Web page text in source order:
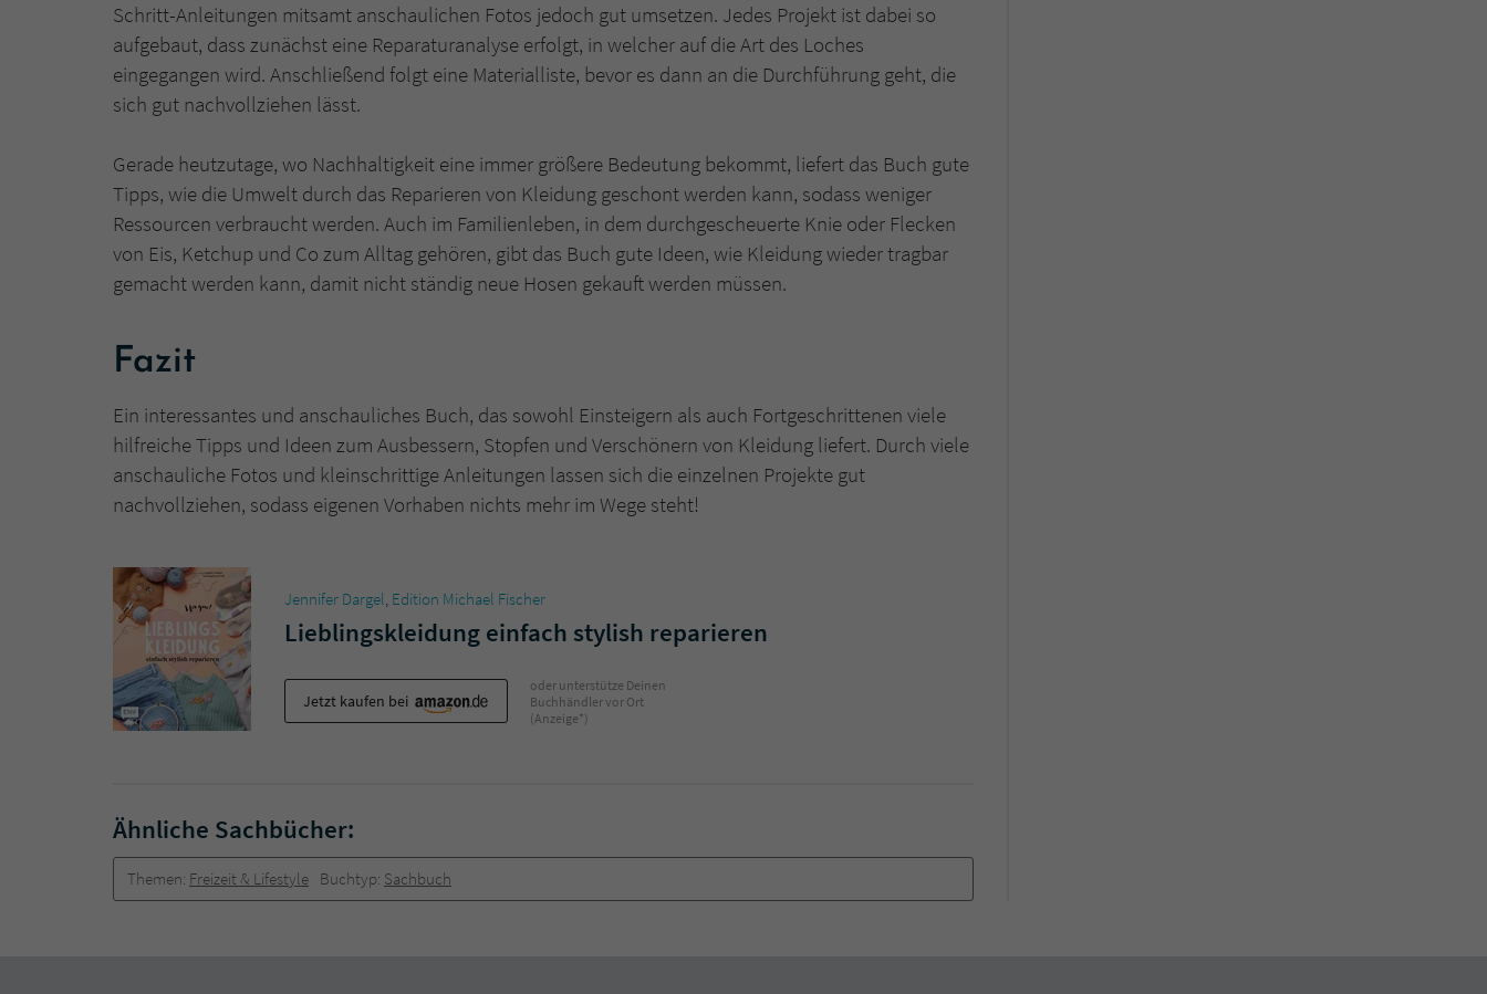
Schritt-Anleitungen mitsamt anschaulichen Fotos jedoch gut umsetzen. Jedes Projekt ist dabei so
aufgebaut, dass zunächst eine Reparaturanalyse erfolgt, in welcher auf die Art des Loches
eingegangen wird. Anschließend folgt eine Materialliste, bevor es dann an die Durchführung geht, die
sich gut nachvollziehen lässt.
Gerade heutzutage, wo Nachhaltigkeit eine immer größere Bedeutung bekommt, liefert das Buch gute
Tipps, wie die Umwelt durch das Reparieren von Kleidung geschont werden kann, sodass weniger
Ressourcen verbraucht werden. Auch im Familienleben, in dem durchgescheuerte Knie oder Flecken
von Eis, Ketchup und Co zum Alltag gehören, gibt das Buch gute Ideen, wie Kleidung wieder tragbar
gemacht werden kann, damit nicht ständig neue Hosen gekauft werden müssen.
Fazit
Ein interessantes und anschauliches Buch, das sowohl Einsteigern als auch Fortgeschrittenen viele
hilfreiche Tipps und Ideen zum Ausbessern, Stopfen und Verschönern von Kleidung liefert. Durch viele
anschauliche Fotos und kleinschrittige Anleitungen lassen sich die einzelnen Projekte gut
nachvollziehen, sodass eigenen Vorhaben nichts mehr im Wege steht!
Jennifer Dargel, Edition Michael Fischer
Lieblingskleidung einfach stylish reparieren
Jetzt kaufen bei
oder unterstütze Deinen
Buchhändler vor Ort
(Anzeige*)
Ähnliche Sachbücher:
Themen: Freizeit & Lifestyle Buchtyp: Sachbuch